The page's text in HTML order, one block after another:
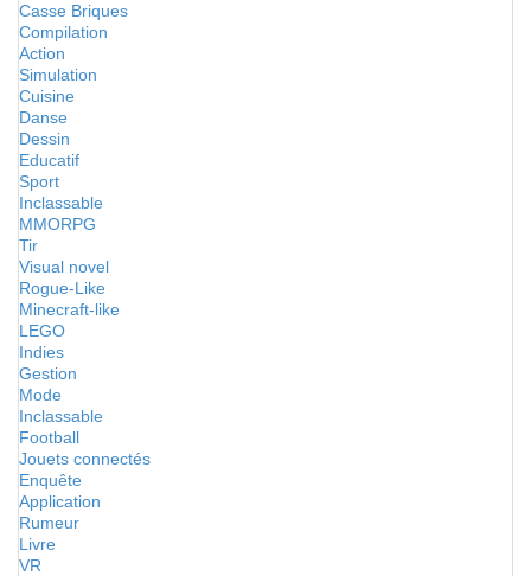
Casse Briques
Compilation
Action
Simulation
Cuisine
Danse
Dessin
Educatif
Sport
Inclassable
MMORPG
Tir
Visual novel
Rogue-Like
Minecraft-like
LEGO
Indies
Gestion
Mode
Inclassable
Football
Jouets connectés
Enquête
Application
Rumeur
Livre
VR